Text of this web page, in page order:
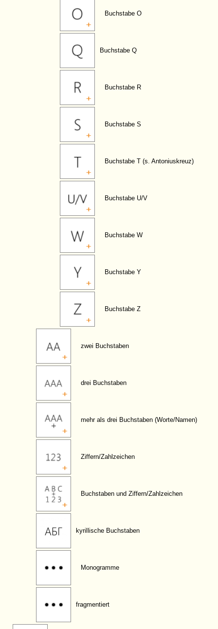
Buchstabe O
Buchstabe Q
Buchstabe R
Buchstabe S
Buchstabe T (s. Antoniuskreuz)
Buchstabe U/V
Buchstabe W
Buchstabe Y
Buchstabe Z
zwei Buchstaben
drei Buchstaben
mehr als drei Buchstaben (Worte/Namen)
Ziffern/Zahlzeichen
Buchstaben und Ziffern/Zahlzeichen
kyrillische Buchstaben
Monogramme
fragmentiert